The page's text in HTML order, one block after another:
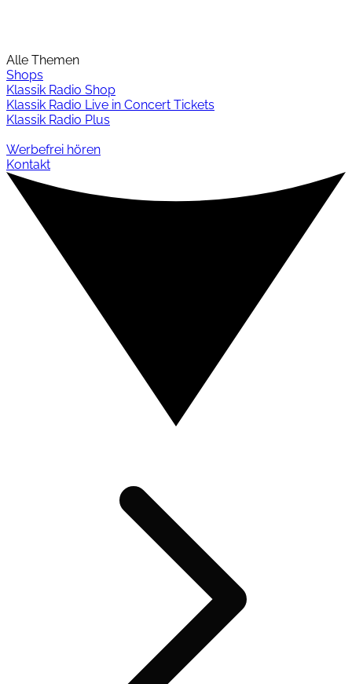
Alle Themen
Shops
Klassik Radio Shop
Klassik Radio Live in Concert Tickets
Klassik Radio Plus
Werbefrei hören
Kontakt